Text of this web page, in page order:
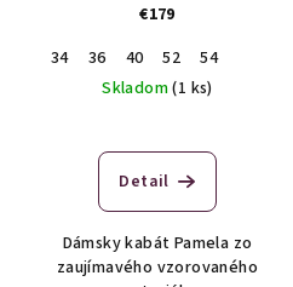
€179
34
36 40 52
54
Skladom(1 ks)
Detail
Dámsky kabát Pamela zo
zaujímavého vzorovaného